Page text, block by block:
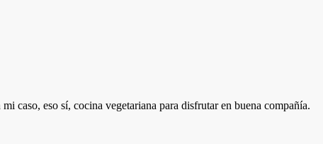
caso, eso sí, cocina vegetariana para disfrutar en buena compañía.